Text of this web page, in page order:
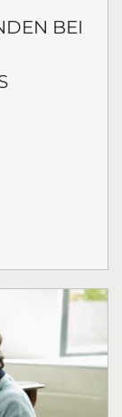
BEI